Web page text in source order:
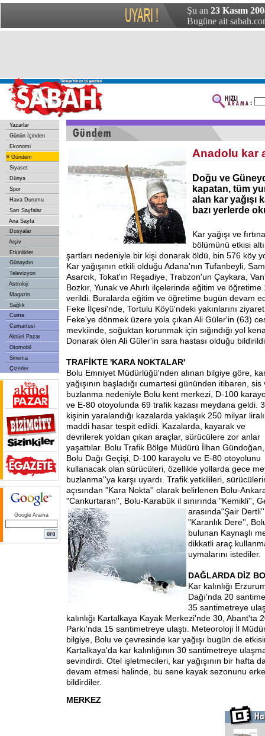
Şu an 23 Kasım
Bugüne ait
Yazarlar
Günün İçinden
Ekonomi
» Gündem
Siyaset
Dünya
Spor
Hava Durumu
Sarı Sayfalar
Ana Sayfa
Dosyalar
Arşiv
Etkinlikler
Günaydın
Televizyon
Astroloji
Magazin
Sağlık
Cuma
Cumartesi
Aktüel Pazar
Otomobil
Sinema
Çizerler
Google Arama
Anadolu kar
Doğu ve
kapatan, tüm
alan kar yağışı
bazı yerlerde
Kar yağışı ve
bölümünü etkisi
şartları nedeniyle bir kişi donarak öldü, bin 576 köy
Kar yağışının etkili olduğu Adana'nın Tufanbeyli,
Asarcık, Tokat'ın Reşadiye, Trabzon'un Çaykara,
Bozkır, Yunak ve Ahırlı ilçelerinde eğitim ve
verildi. Buralarda eğitim ve öğretime bugün devam
Feke İlçesi'nde, Tortulu Köyü'ndeki yakınlarını
Feke'ye dönmek üzere yola çıkan Ali Güler'in (63)
mevkiinde, soğuktan korunmak için sığındığı yol
Donarak ölen Ali Güler'in sara hastası olduğu
TRAFİKTE 'KARA NOKTALAR'
Bolu Emniyet Müdürlüğü'nden alınan bilgiye göre,
yağışının başladığı cumartesi gününden itibaren, sis
buzlanma nedeniyle Bolu kent merkezi, D-100
ve E-80 otoyolunda 69 trafik kazası meydana geldi.
kişinin yaralandığı kazalarda yaklaşık 250 milyar
maddi hasar tespit edildi. Kazalarda, kayarak ve
devrilerek yoldan çıkan araçlar, sürücülere zor anlar
yaşattılar. Bolu Trafik Bölge Müdürü İlhan Gündoğan,
Bolu Dağı Geçişi, D-100 karayolu ve E-80 otoyolunu
kullanacak olan sürücüleri, özellikle yollarda gece
buzlanma''ya karşı uyardı. Trafik yetkilileri,
açısından "Kara Nokta'' olarak belirlenen Bolu-Ankara
"Cankurtaran'', Bolu-Karabük il sınırında "Kemikli'',
arasında"Şair
"Karanlık Dere'',
bulunan Kaynaşlı
dikkatli araç
uymalarını istediler.
DAĞLARDA DİZ
Kar kalınlığı
Dağı'nda 20
35 santimetreye
kalınlığı Kartalkaya Kayak Merkezi'nde 30, Abant'ta
Parkı'nda 15 santimetreye ulaştı. Meteoroloji İl
bilgiye, Bolu ve çevresinde kar yağışı bugün de
Kartalkaya'da kar kalınlığının 30 santimetreye
sevindirdi. Otel işletmecileri, kar yağışının bir hafta
devam etmesi halinde, bu sene kayak sezonunu
bildirdiler.
MERKEZ